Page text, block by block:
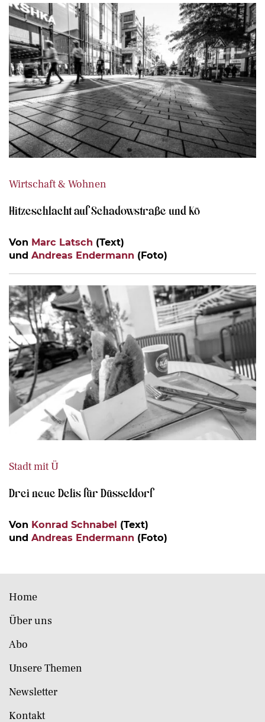
Wirtschaft & Wohnen
Hitzeschlacht auf Schadowstraße und Kö
Von Marc Latsch (Text)
und Andreas Endermann (Foto)
Stadt mit Ü
Drei neue Delis für Düsseldorf
Von Konrad Schnabel (Text)
und Andreas Endermann (Foto)
Home
Über uns
Abo
Unsere Themen
Newsletter
Kontakt